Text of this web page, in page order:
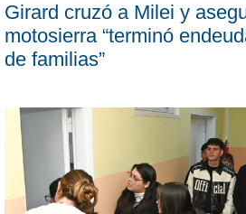
Girard cruzó a Milei y
motosierra “terminó
de familias”